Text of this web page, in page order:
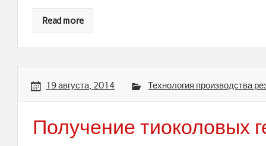
Read more
19 августа, 2014 Технология производства
Получение тиоколовых